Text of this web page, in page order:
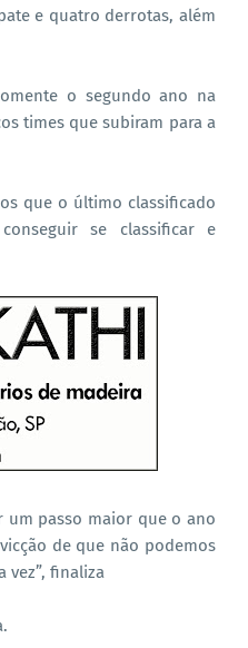
e quatro derrotas, além
o segundo ano na
times que subiram para a
que o último classificado
se classificar e
um passo maior que o ano
de que não podemos
vez”, finaliza